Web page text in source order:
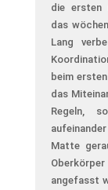
die ersten
das
Lang
beim
das
Regeln,
Matte
angefasst